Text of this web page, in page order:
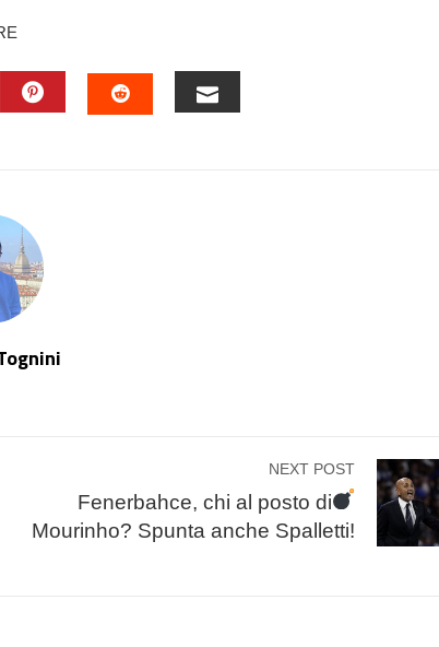
NEXT POST
Fenerbahce, chi al posto di
Mourinho? Spunta anche Spalletti!